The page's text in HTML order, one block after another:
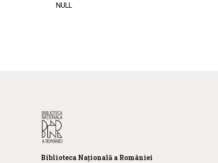
NULL
Biblioteca Națională a României